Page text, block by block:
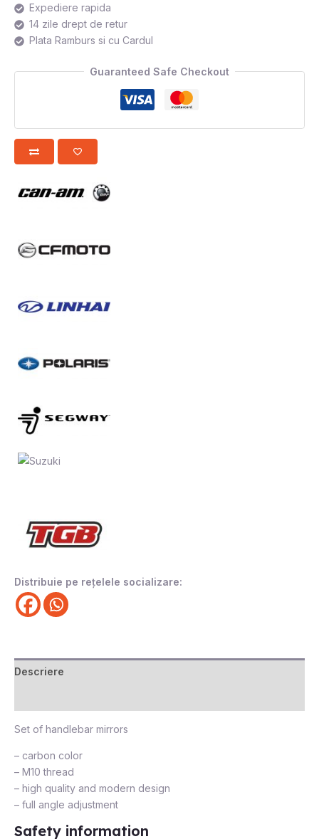
Expediere rapida
14 zile drept de retur
Plata Ramburs si cu Cardul
Guaranteed Safe Checkout
Distribuie pe rețelele socializare:
Descriere
Set of handlebar mirrors
– carbon color
– M10 thread
– high quality and modern design
– full angle adjustment
Safety information